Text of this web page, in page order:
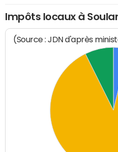
Impôts locaux à
(Source : JDN d'après